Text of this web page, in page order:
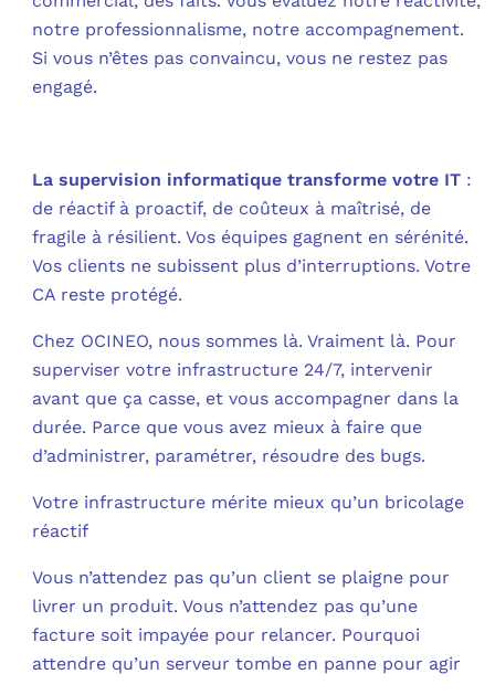
notre professionnalisme, notre accompagnement.
Si vous n’êtes pas convaincu, vous ne restez pas
engagé.​
La supervision informatique transforme votre IT :
de réactif à proactif, de coûteux à maîtrisé, de
fragile à résilient. Vos équipes gagnent en sérénité.
Vos clients ne subissent plus d’interruptions. Votre
CA reste protégé.
Chez OCINEO, nous sommes là. Vraiment là. Pour
superviser votre infrastructure 24/7, intervenir
avant que ça casse, et vous accompagner dans la
durée. Parce que vous avez mieux à faire que
d’administrer, paramétrer, résoudre des bugs.
Votre infrastructure mérite mieux qu’un bricolage
réactif
Vous n’attendez pas qu’un client se plaigne pour
livrer un produit. Vous n’attendez pas qu’une
facture soit impayée pour relancer. Pourquoi
attendre qu’un serveur tombe en panne pour agir